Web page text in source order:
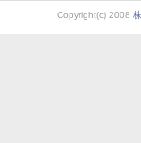
Copyright(c) 2008